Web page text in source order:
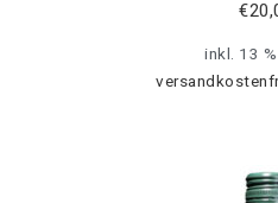
€
inkl. 13 %